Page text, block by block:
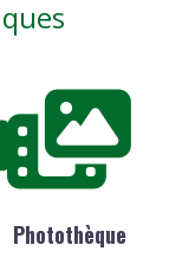
Photothèque